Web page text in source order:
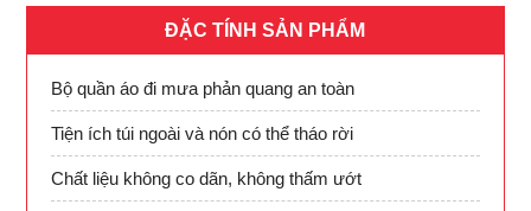
ĐẶC TÍNH SẢN PHẨM
Bộ quần áo đi mưa phản quang an toàn
Tiện ích túi ngoài và nón có thể tháo rời
Chất liệu không co dãn, không thấm ướt